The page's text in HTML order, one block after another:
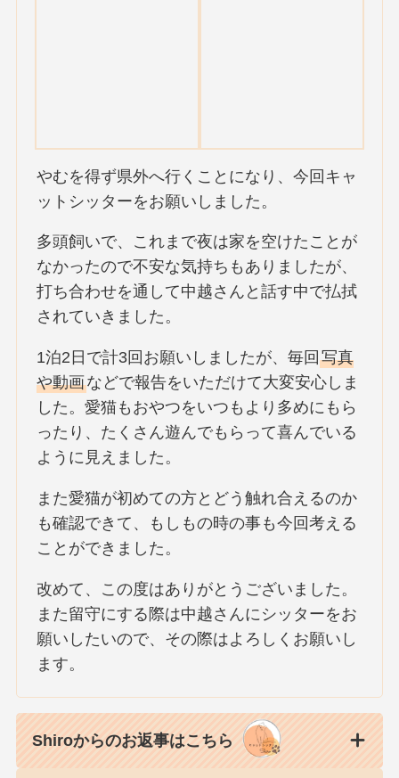
やむを得ず県外へ行くことになり、今回キャ
ットシッターをお願いしました。
多頭飼いで、これまで夜は家を空けたことが
なかったので不安な気持ちもありましたが、
打ち合わせを通して中越さんと話す中で払拭
されていきました。
1泊2日で計3回お願いしましたが、毎回写真
や動画などで報告をいただけて大変安心しま
した。愛猫もおやつをいつもより多めにもら
ったり、たくさん遊んでもらって喜んでいる
ように見えました。
また愛猫が初めての方とどう触れ合えるのか
も確認できて、もしもの時の事も今回考える
ことができました。
改めて、この度はありがとうございました。
また留守にする際は中越さんにシッターをお
願いしたいので、その際はよろしくお願いし
ます。
Shiroからのお返事はこちら